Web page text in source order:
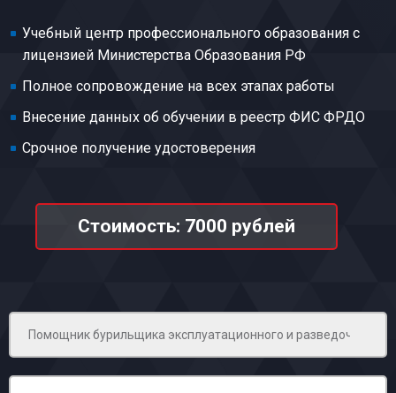
Учебный центр профессионального образования с
лицензией Министерства Образования РФ
Полное сопровождение на всех этапах работы
Внесение данных об обучении в реестр ФИС ФРДО
Срочное получение удостоверения
Стоимость: 7000 рублей